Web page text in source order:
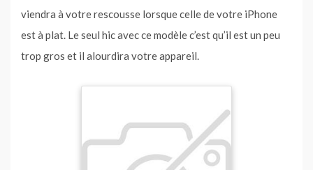
viendra à votre rescousse lorsque celle de votre iPhone
est à plat. Le seul hic avec ce modèle c’est qu’il est un peu
trop gros et il alourdira votre appareil.